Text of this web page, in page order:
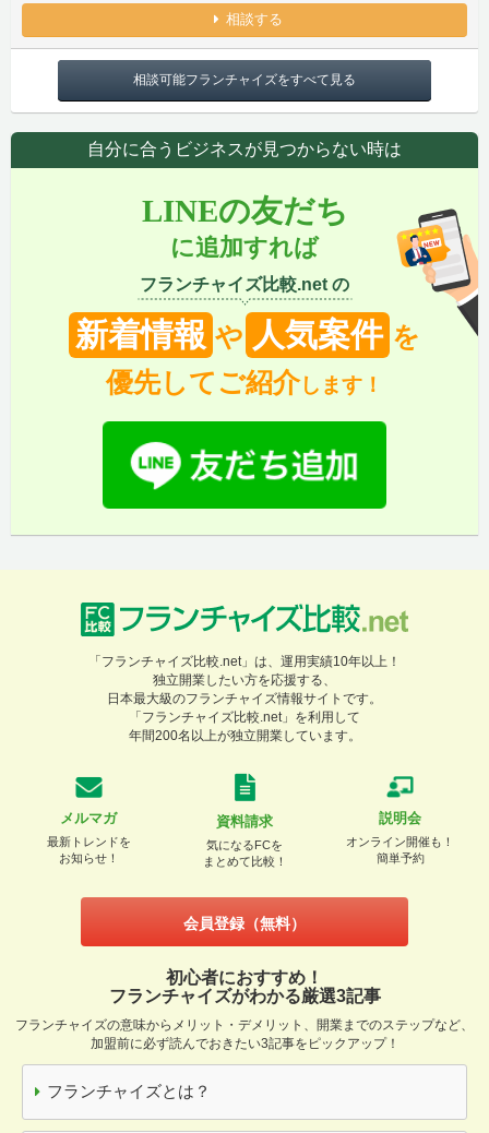
相談する
相談可能フランチャイズをすべて見る
自分に合うビジネスが見つからない時は
LINEの友だち
に追加すれば
フランチャイズ比較.net の
新着情報 や 人気案件 を
優先してご紹介します！
「フランチャイズ比較.net」は、運用実績10年以上！
独立開業したい方を応援する、
日本最大級のフランチャイズ情報サイトです。
「フランチャイズ比較.net」を利用して
年間200名以上が独立開業しています。
メルマガ
最新トレンドを
お知らせ！
資料請求
気になるFCを
まとめて比較！
説明会
オンライン開催も！
簡単予約
会員登録（無料）
初心者におすすめ！
フランチャイズがわかる厳選3記事
フランチャイズの意味からメリット・デメリット、開業までのステップなど、
加盟前に必ず読んでおきたい3記事をピックアップ！
フランチャイズとは？